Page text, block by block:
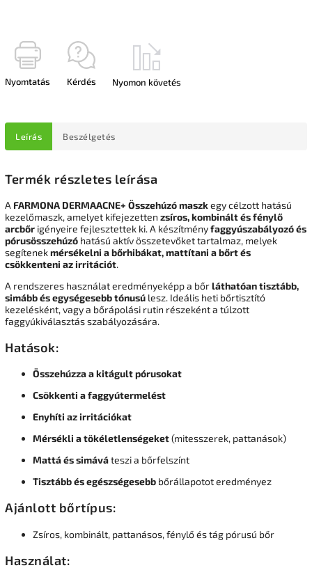
Nyomtatás Kérdés Nyomon követés
Leírás Beszélgetés
Termék részletes leírása
A FARMONA DERMAACNE+ Összehúzó maszkegy célzott hatású
kezelőmaszk, amelyet kifejezetten zsíros, kombinált és fénylő
arcbőr igényeire fejlesztettek ki. A készítményfaggyúszabályozó és
pórusösszehúzó hatású aktív összetevőket tartalmaz, melyek
segítenekmérsékelni a bőrhibákat, mattítani a bőrt és
csökkenteni az irritációt.
A rendszeres használat eredményeképp a bőrláthatóan tisztább,
simább és egységesebb tónusú lesz. Ideális heti bőrtisztító
kezelésként, vagy a bőrápolási rutin részeként a túlzott
faggyúkiválasztás szabályozására.
Hatások:
Összehúzza a kitágult pórusokat
Csökkenti a faggyútermelést
Enyhíti az irritációkat
Mérsékli a tökéletlenségeket(mitesszerek, pattanások)
Mattá és simáváteszi a bőrfelszínt
Tisztább és egészségesebb bőrállapotot eredményez
Ajánlott bőrtípus:
Zsíros, kombinált, pattanásos, fénylő és tág pórusú bőr
Használat: